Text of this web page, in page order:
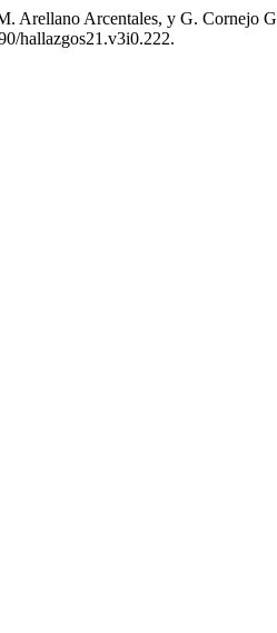
Arellano Arcentales, y G.
hallazgos21.v3i0.222.